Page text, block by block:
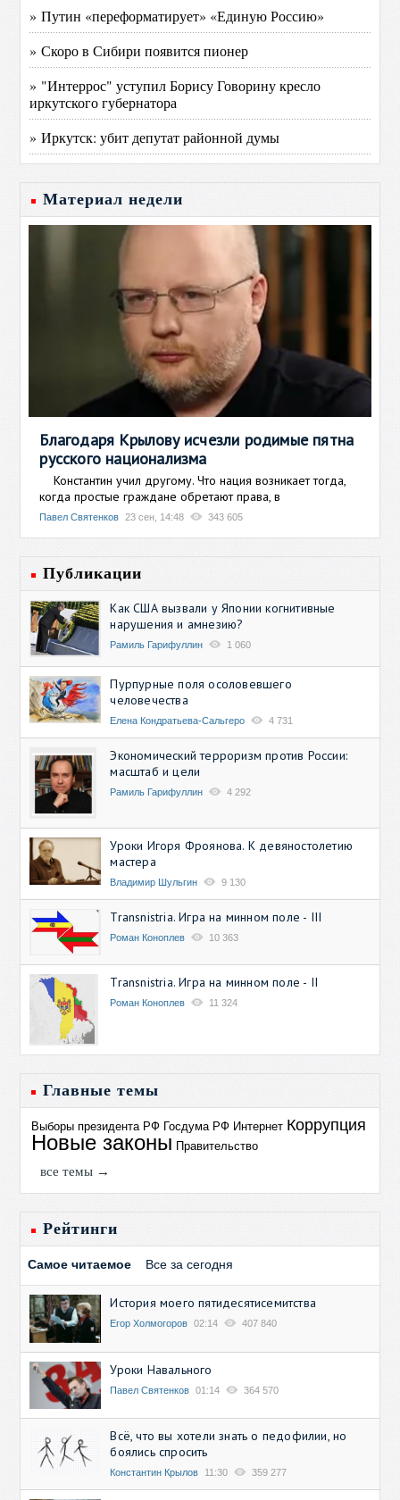
» Путин «переформатирует» «Единую Россию»
» Скоро в Сибири появится пионер
» "Интеррос" уступил Борису Говорину кресло
иркутского губернатора
» Иркутск: убит депутат районной думы
Материал недели
Благодаря Крылову исчезли родимые пятна
русского национализма
Константин учил другому. Что нация возникает тогда,
когда простые граждане обретают права, в
Павел Святенков 23 сен, 14:48 343 605
Публикации
Как США вызвали у Японии когнитивные
нарушения и амнезию?
Рамиль Гарифуллин 1 060
Пурпурные поля осоловевшего
человечества
Елена Кондратьева-Сальгеро 4 731
Экономический терроризм против России:
масштаб и цели
Рамиль Гарифуллин 4 292
Уроки Игоря Фроянова. К девяностолетию
мастера
Владимир Шульгин 9 130
Transnistria. Игра на минном поле - III
Роман Коноплев 10 363
Transnistria. Игра на минном поле - II
Роман Коноплев 11 324
Главные темы
Выборы президента РФ Госдума РФ Интернет Коррупция
Новые законы Правительство
все темы →
Рейтинги
Самое читаемое Все за сегодня
История моего пятидесятисемитства
Егор Холмогоров 02:14 407 840
Уроки Навального
Павел Святенков 01:14 364 570
Всё, что вы хотели знать о педофилии, но
боялись спросить
Константин Крылов 11:30 359 277